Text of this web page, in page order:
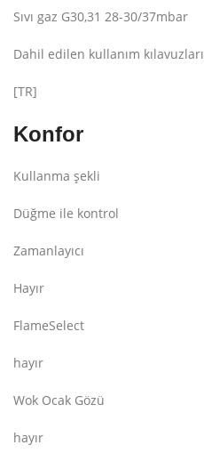
Sıvı gaz G30,31 28-30/37mbar
Dahil edilen kullanım kılavuzları
[TR]
Konfor
Kullanma şekli
Düğme ile kontrol
Zamanlayıcı
Hayır
FlameSelect
hayır
Wok Ocak Gözü
hayır